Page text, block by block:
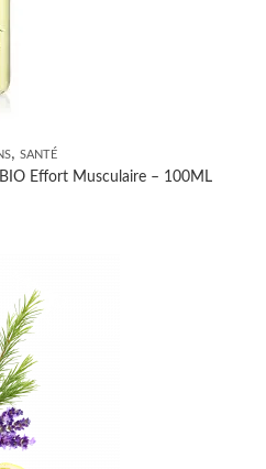
, SANTÉ
Effort Musculaire – 100ML